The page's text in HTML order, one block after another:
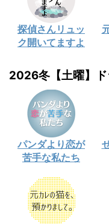
探偵さんリュッ
ク開いてますよ
2026冬【土曜】
パンダより恋が
苦手な私たち